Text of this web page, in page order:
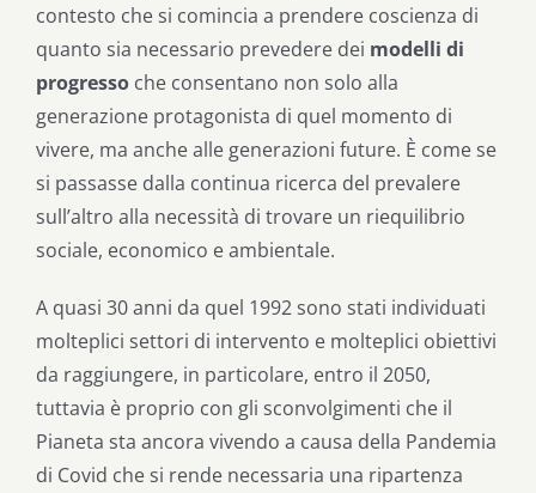
contesto che si comincia a prendere coscienza di
quanto sia necessario prevedere dei modelli di
progresso che consentano non solo alla
generazione protagonista di quel momento di
vivere, ma anche alle generazioni future. È come se
si passasse dalla continua ricerca del prevalere
sull’altro alla necessità di trovare un riequilibrio
sociale, economico e ambientale.
A quasi 30 anni da quel 1992 sono stati individuati
molteplici settori di intervento e molteplici obiettivi
da raggiungere, in particolare, entro il 2050,
tuttavia è proprio con gli sconvolgimenti che il
Pianeta sta ancora vivendo a causa della Pandemia
di Covid che si rende necessaria una ripartenza